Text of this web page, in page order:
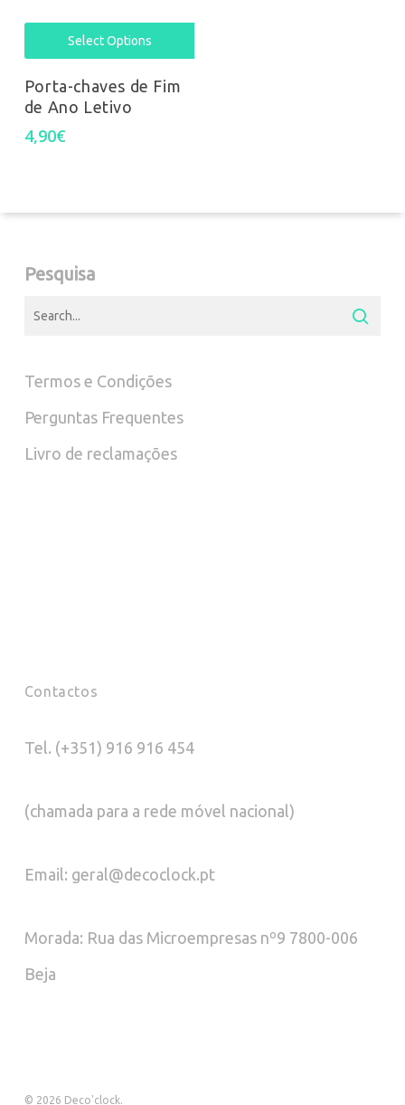
Select Options
Porta-chaves de Fim
de Ano Letivo
4,90€
Pesquisa
Termos e Condições
Perguntas Frequentes
Livro de reclamações
Contactos
Tel. (+351) 916 916 454
(chamada para a rede móvel nacional)
Email: geral@decoclock.pt
Morada: Rua das Microempresas nº9 7800-006
Beja
© 2026 Deco'clock.